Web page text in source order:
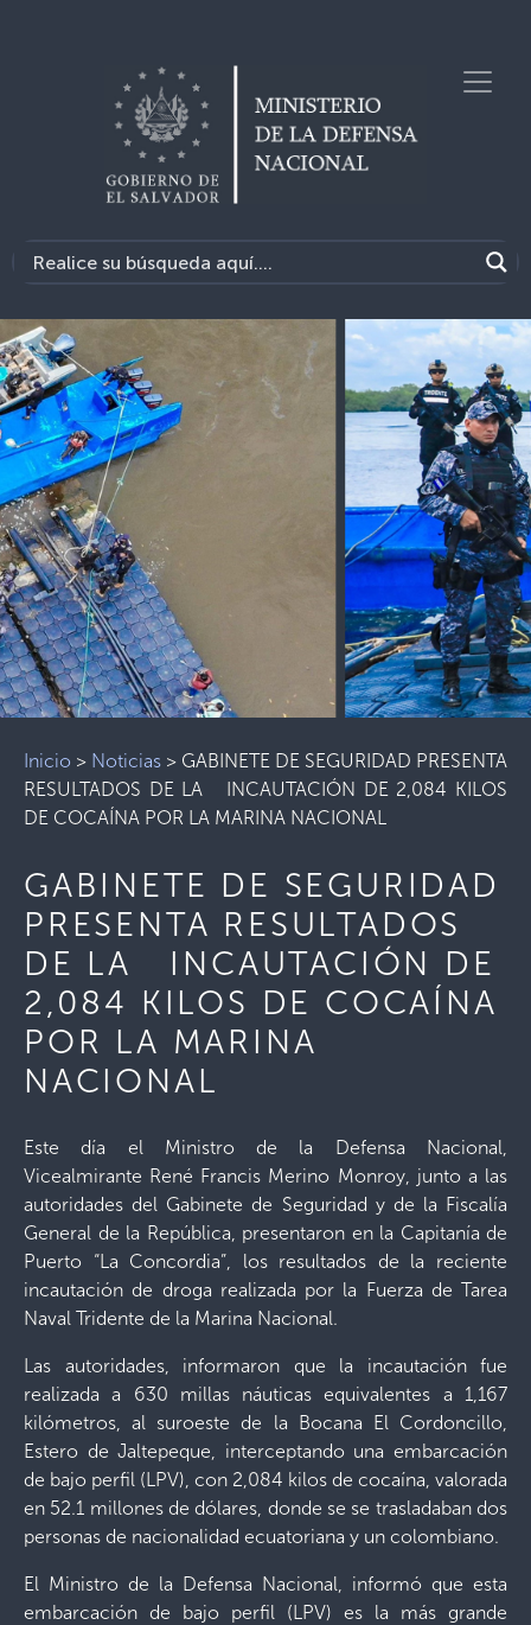
Inicio > Noticias > GABINETE DE SEGURIDAD PRESENTA
RESULTADOS DE LA INCAUTACIÓN DE 2,084 KILOS
DE COCAÍNA POR LA MARINA NACIONAL
GABINETE DE SEGURIDAD
PRESENTA RESULTADOS
DE LA INCAUTACIÓN DE
2,084 KILOS DE COCAÍNA
POR LA MARINA
NACIONAL
Este día el Ministro de la Defensa Nacional,
Vicealmirante René Francis Merino Monroy, junto a las
autoridades del Gabinete de Seguridad y de la Fiscalía
General de la República, presentaron en la Capitanía de
Puerto “La Concordia”, los resultados de la reciente
incautación de droga realizada por la Fuerza de Tarea
Naval Tridente de la Marina Nacional.
Las autoridades, informaron que la incautación fue
realizada a 630 millas náuticas equivalentes a 1,167
kilómetros, al suroeste de la Bocana El Cordoncillo,
Estero de Jaltepeque, interceptando una embarcación
de bajo perfil (LPV), con 2,084 kilos de cocaína, valorada
en 52.1 millones de dólares, donde se se trasladaban dos
personas de nacionalidad ecuatoriana y un colombiano.
El Ministro de la Defensa Nacional, informó que esta
embarcación de bajo perfil (LPV) es la más grande